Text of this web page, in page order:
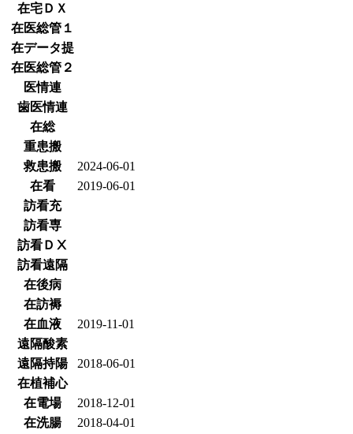
在宅ＤＸ
在医総管１
在データ提
在医総管２
医情連
歯医情連
在総
重患搬
救患搬
2024-06-01
在看
2019-06-01
訪看充
訪看専
訪看ＤⅩ
訪看遠隔
在後病
在訪褥
在血液
2019-11-01
遠隔酸素
遠隔持陽
2018-06-01
在植補心
在電場
2018-12-01
在洗腸
2018-04-01